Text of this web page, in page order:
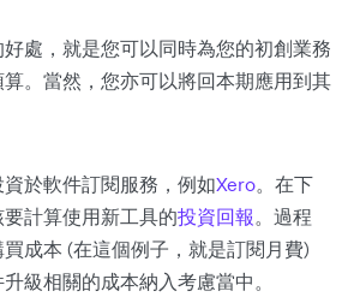
處，就是您可以同時為您的初創業務
。當然，您亦可以將回本期應用到其
於軟件訂閱服務，例如Xero。在下
計算使用新工具的投資回報。過程
成本 (在這個例子，就是訂閱月費)
級相關的成本納入考慮當中。